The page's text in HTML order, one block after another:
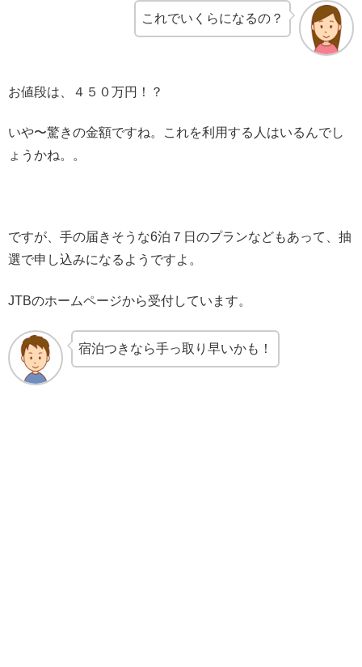
これでいくらになるの？
お値段は、４５０万円！？
いや〜驚きの金額ですね。これを利用する人はいるんでし
ょうかね。。
ですが、手の届きそうな6泊７日のプランなどもあって、抽
選で申し込みになるようですよ。
JTBのホームページから受付しています。
宿泊つきなら手っ取り早いかも！